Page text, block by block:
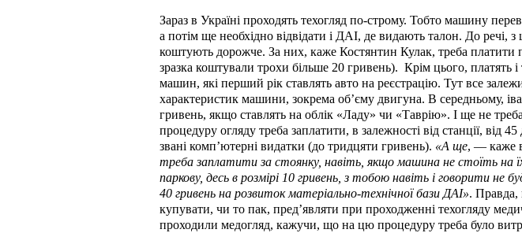
Зараз в Україні проходять техогляд по-строму. Тобто машину
а потім ще необхідно відвідати і ДАІ, де видають талон. До речі, з
коштують дорожче. За них, каже Костянтин Кулак, треба платити
зразка коштували трохи більше 20 гривень). Крім цього, платять
машин, які перший рік ставлять авто на реєстрацію. Тут все
характеристик машини, зокрема об’єму двигуна. В середньому,
гривень, якщо ставлять на облік «Ладу» чи «Таврію». І ще не
процедуру огляду треба заплатити, в залежності від станції, від
звані комп’ютерні видатки (до тридцяти гривень). «А ще, — каже
треба заплатити за стоянку, навіть, якщо машина не стоїть на
паркову, десь в розмірі 10 гривень, з тобою навіть і говорити
40 гривень на розвиток матеріально-технічної бази ДАІ». Правда,
купувати, чи то пак, пред’являти при проходженні техогляду
проходили медогляд, кажучи, що на цю процедуру треба було